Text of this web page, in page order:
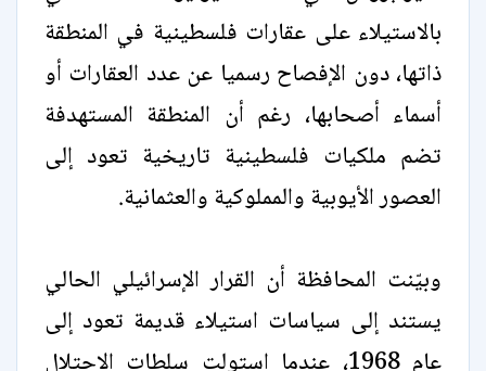
بالاستيلاء على عقارات فلسطينية في المنطقة
ذاتها، دون الإفصاح رسميا عن عدد العقارات أو
أسماء أصحابها، رغم أن المنطقة المستهدفة
تضم ملكيات فلسطينية تاريخية تعود إلى
العصور الأيوبية والمملوكية والعثمانية.
وبيّنت المحافظة أن القرار الإسرائيلي الحالي
يستند إلى سياسات استيلاء قديمة تعود إلى